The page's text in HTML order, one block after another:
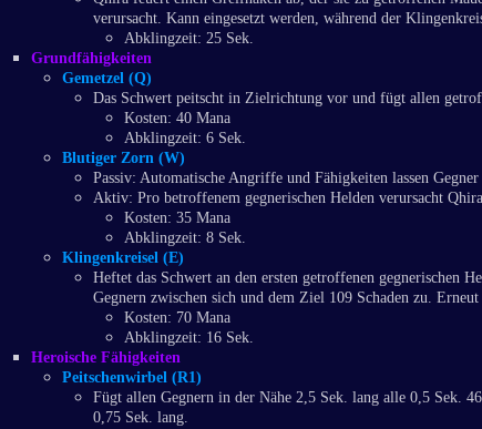
verursacht. Kann eingesetzt werden, während der
Abklingzeit: 25 Sek.
Grundfähigkeiten
Gemetzel (Q)
Das Schwert peitscht in Zielrichtung vor und fügt allen
Kosten: 40 Mana
Abklingzeit: 6 Sek.
Blutiger Zorn (W)
Passiv: Automatische Angriffe und Fähigkeiten lassen
Aktiv: Pro betroffenem gegnerischen Helden verursacht
Kosten: 35 Mana
Abklingzeit: 8 Sek.
Klingenkreisel (E)
Heftet das Schwert an den ersten getroffenen gegnerischen
Gegnern zwischen sich und dem Ziel 109 Schaden zu.
Kosten: 70 Mana
Abklingzeit: 16 Sek.
Heroische Fähigkeiten
Peitschenwirbel (R1)
Fügt allen Gegnern in der Nähe 2,5 Sek. lang alle 0,5 Sek.
0,75 Sek. lang.